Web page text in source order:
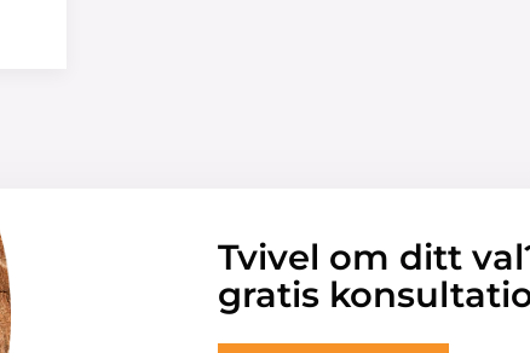
Tvivel om ditt
gratis